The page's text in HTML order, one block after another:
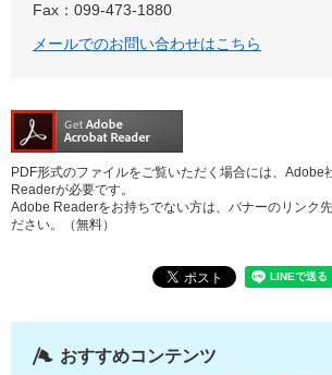
Fax：099-473-1880
メールでのお問い合わせはこちら
PDF形式のファイルをご覧いただく場合には、Adobe
Readerが必要です。
Adobe Readerをお持ちでない方は、バナーのリンク
ださい。（無料）
おすすめコンテンツ